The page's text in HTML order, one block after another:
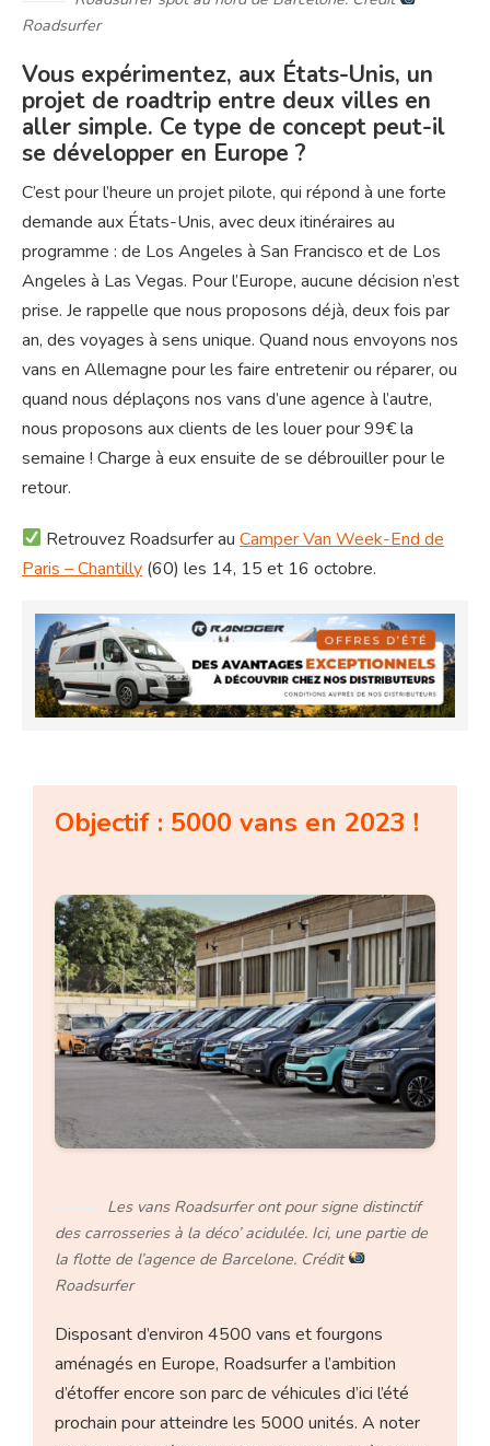
Roadsurfer
Vous expérimentez, aux États-Unis, un
projet de roadtrip entre deux villes en
aller simple. Ce type de concept peut-il
se développer en Europe ?
C’est pour l’heure un projet pilote, qui répond à une forte
demande aux États-Unis, avec deux itinéraires au
programme : de Los Angeles à San Francisco et de Los
Angeles à Las Vegas. Pour l’Europe, aucune décision n’est
prise. Je rappelle que nous proposons déjà, deux fois par
an, des voyages à sens unique. Quand nous envoyons nos
vans en Allemagne pour les faire entretenir ou réparer, ou
quand nous déplaçons nos vans d’une agence à l’autre,
nous proposons aux clients de les louer pour 99€ la
semaine ! Charge à eux ensuite de se débrouiller pour le
retour.
Retrouvez Roadsurfer auCamper Van Week-End de
Paris – Chantilly (60) les 14, 15 et 16 octobre.
Objectif : 5000 vans en 2023 !
Les vans Roadsurfer ont pour signe distinctif
des carrosseries à la déco’ acidulée. Ici, une partie de
la flotte de l’agence de Barcelone. Crédit
Roadsurfer
Disposant d’environ 4500 vans et fourgons
aménagés en Europe, Roadsurfer a l’ambition
d’étoffer encore son parc de véhicules d’ici l’été
prochain pour atteindre les 5000 unités. A noter